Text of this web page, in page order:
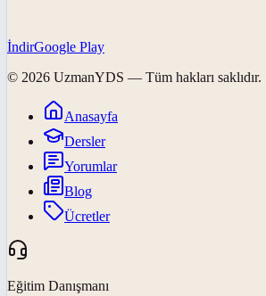
İndirGoogle Play
© 2026 UzmanYDS — Tüm hakları saklıdır.
Anasayfa
Dersler
Yorumlar
Blog
Ücretler
Eğitim Danışmanı